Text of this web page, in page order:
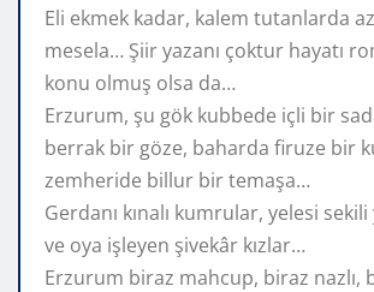
Eli ekmek kadar, kalem tutanlarda
mesela… Şiir yazanı çoktur hayatı
konu olmuş olsa da…
Erzurum, şu gök kubbede içli bir
berrak bir göze, baharda firuze bir
zemheride billur bir temaşa…
Gerdanı kınalı kumrular, yelesi sekili
ve oya işleyen şivekâr kızlar…
Erzurum biraz mahcup, biraz nazlı,